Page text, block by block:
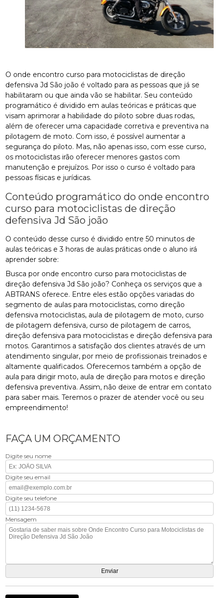
O onde encontro curso para motociclistas de direção
defensiva Jd São joão é voltado para as pessoas que já se
habilitaram ou que ainda vão se habilitar. Seu conteúdo
programático é dividido em aulas teóricas e práticas que
visam aprimorar a habilidade do piloto sobre duas rodas,
além de oferecer uma capacidade corretiva e preventiva na
pilotagem de moto. Com isso, é possível aumentar a
segurança do piloto. Mas, não apenas isso, com esse curso,
os motociclistas irão oferecer menores gastos com
manutenção e prejuízos. Por isso o curso é voltado para
pessoas físicas e jurídicas.
Conteúdo programático do onde encontro
curso para motociclistas de direção
defensiva Jd São joão
O conteúdo desse curso é dividido entre 50 minutos de
aulas teóricas e 3 horas de aulas práticas onde o aluno irá
aprender sobre:
Busca por onde encontro curso para motociclistas de
direção defensiva Jd São joão? Conheça os serviços que a
ABTRANS oferece. Entre eles estão opções variadas do
segmento de aulas para motociclistas, como direção
defensiva motociclistas, aula de pilotagem de moto, curso
de pilotagem defensiva, curso de pilotagem de carros,
direção defensiva para motociclistas e direção defensiva para
motos. Garantimos a satisfação dos clientes através de um
atendimento singular, por meio de profissionais treinados e
altamente qualificados. Oferecemos também a opção de
aula para dirigir moto, aula de direção para motos e direção
defensiva preventiva. Assim, não deixe de entrar em contato
para saber mais. Teremos o prazer de atender você ou seu
empreendimento!
FAÇA UM ORÇAMENTO
Digite seu nome
Digite seu email
Digite seu telefone
Mensagem